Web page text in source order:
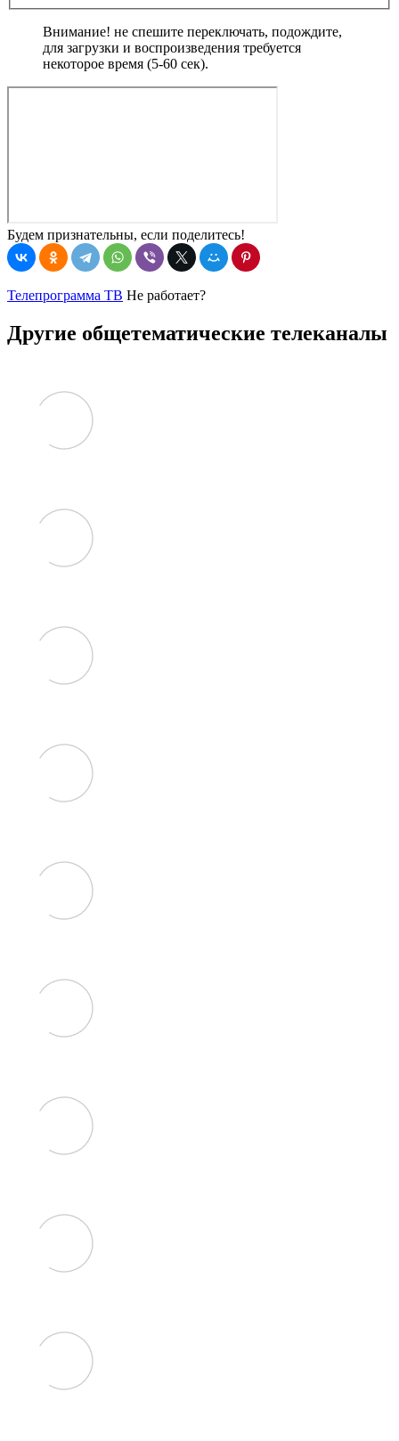
Внимание! не спешите переключать, подождите,
для загрузки и воспроизведения требуется
некоторое время (5-60 сек).
Будем признательны, если поделитесь!
Телепрограмма ТВ Не работает?
Другие общетематические телеканалы